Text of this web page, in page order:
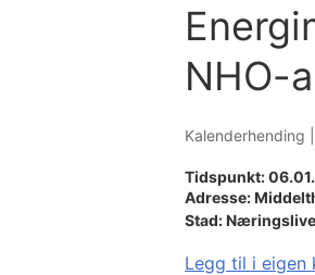
NHO-
Kalenderhending |
Tidspunkt:
Adresse:
Stad:
Legg til i eigen